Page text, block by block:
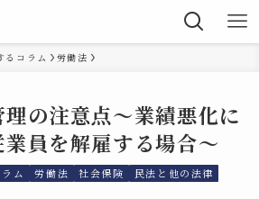
るコラム 労働法
の注意点〜業績悪化に
業員を解雇する場合〜
ム 労働法 社会保険
民法と他の法律